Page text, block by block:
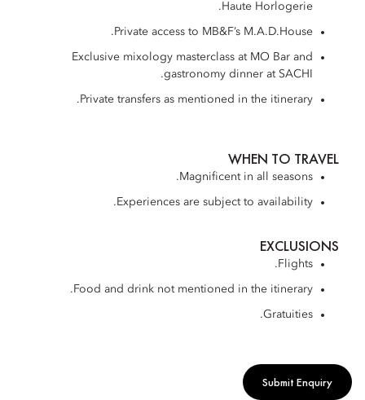
Haute Horlogerie.
Private access to MB&F’s M.A.D.House.
Exclusive mixology masterclass at MO Bar and
gastronomy dinner at SACHI.
Private transfers as mentioned in the itinerary.
WHEN TO TRAVEL
Magnificent in all seasons.
Experiences are subject to availability.
EXCLUSIONS
Flights.
Food and drink not mentioned in the itinerary.
Gratuities.
Submit Enquiry